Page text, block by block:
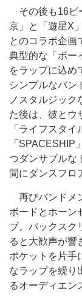
その後も16ビ
京」と「遊星X
とのコラボ企画
典型的な「ボー
をラップに込め
シンプルなバン
ノスタルジッ
た後は、彼とウ
「ライフスタ
「SPACESHIP
つダンサブルな
間にダンスフロ
再びバンドメ
ボードとホーン
ブ。バックスク
ると大歓声が響
ポケットを片手
なラップを繰り
るオーディエン